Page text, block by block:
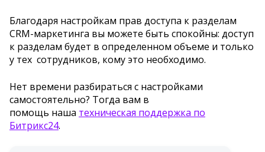
Благодаря настройкам прав доступа к разделам
CRM-маркетинга вы можете быть спокойны: доступ
к разделам будет в определенном объеме и только
у тех сотрудников, кому это необходимо.
Нет времени разбираться с настройками
самостоятельно? Тогда вам в
помощь наша техническая поддержка по
Битрикс24.